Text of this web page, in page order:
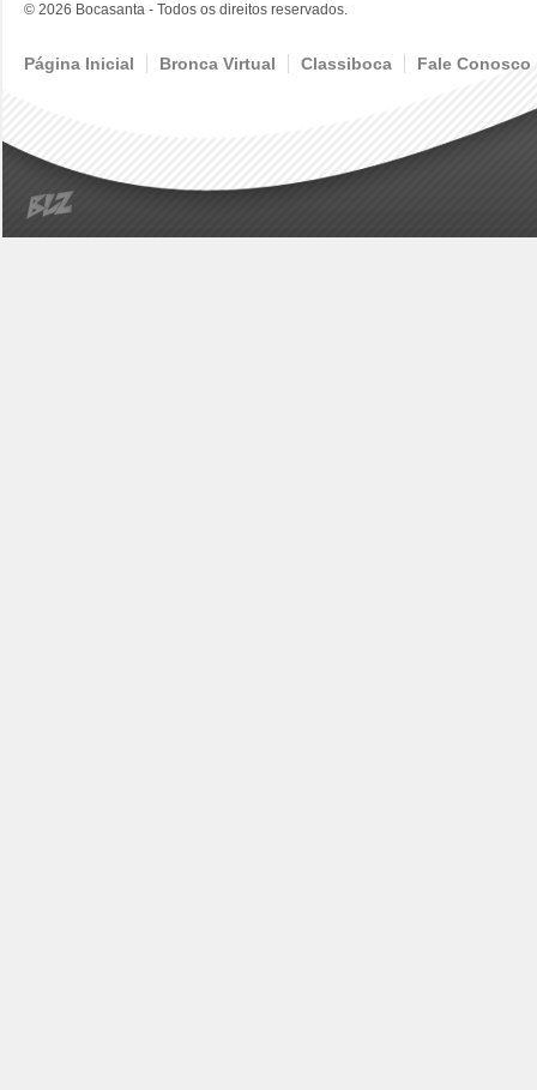
© 2026 Bocasanta - Todos os direitos reservados.
Página Inicial Bronca Virtual Classiboca Fale Conosco